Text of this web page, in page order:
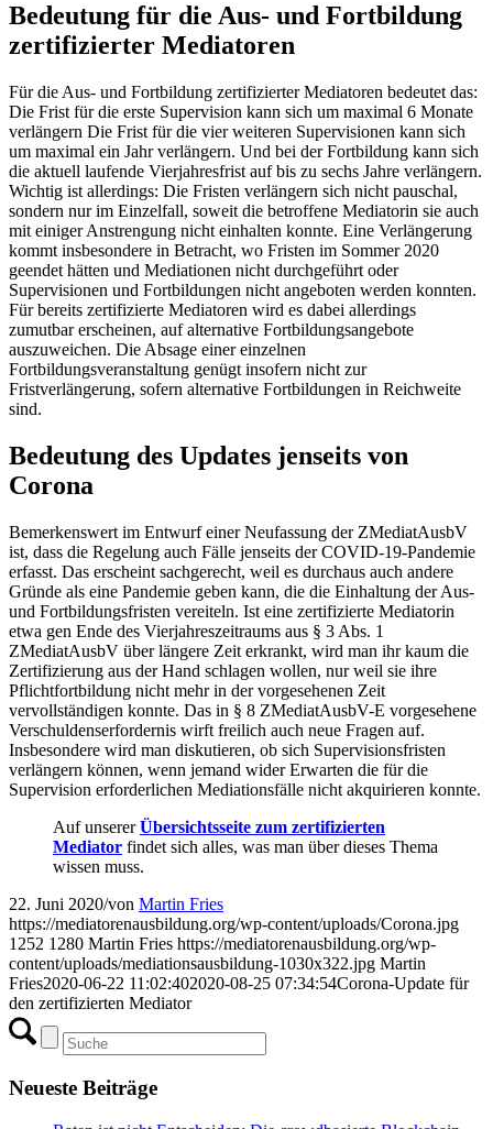
Bedeutung für die Aus- und Fortbildung
zertifizierter Mediatoren
Für die Aus- und Fortbildung zertifizierter Mediatoren bedeutet das:
Die Frist für die erste Supervision kann sich um maximal 6 Monate
verlängern Die Frist für die vier weiteren Supervisionen kann sich
um maximal ein Jahr verlängern. Und bei der Fortbildung kann sich
die aktuell laufende Vierjahresfrist auf bis zu sechs Jahre verlängern.
Wichtig ist allerdings: Die Fristen verlängern sich nicht pauschal,
sondern nur im Einzelfall, soweit die betroffene Mediatorin sie auch
mit einiger Anstrengung nicht einhalten konnte. Eine Verlängerung
kommt insbesondere in Betracht, wo Fristen im Sommer 2020
geendet hätten und Mediationen nicht durchgeführt oder
Supervisionen und Fortbildungen nicht angeboten werden konnten.
Für bereits zertifizierte Mediatoren wird es dabei allerdings
zumutbar erscheinen, auf alternative Fortbildungsangebote
auszuweichen. Die Absage einer einzelnen
Fortbildungsveranstaltung genügt insofern nicht zur
Fristverlängerung, sofern alternative Fortbildungen in Reichweite
sind.
Bedeutung des Updates jenseits von
Corona
Bemerkenswert im Entwurf einer Neufassung der ZMediatAusbV
ist, dass die Regelung auch Fälle jenseits der COVID-19-Pandemie
erfasst. Das erscheint sachgerecht, weil es durchaus auch andere
Gründe als eine Pandemie geben kann, die die Einhaltung der Aus-
und Fortbildungsfristen vereiteln. Ist eine zertifizierte Mediatorin
etwa gen Ende des Vierjahreszeitraums aus § 3 Abs. 1
ZMediatAusbV über längere Zeit erkrankt, wird man ihr kaum die
Zertifizierung aus der Hand schlagen wollen, nur weil sie ihre
Pflichtfortbildung nicht mehr in der vorgesehenen Zeit
vervollständigen konnte. Das in § 8 ZMediatAusbV-E vorgesehene
Verschuldenserfordernis wirft freilich auch neue Fragen auf.
Insbesondere wird man diskutieren, ob sich Supervisionsfristen
verlängern können, wenn jemand wider Erwarten die für die
Supervision erforderlichen Mediationsfälle nicht akquirieren konnte.
Auf unsererÜbersichtsseite zum zertifizierten
Mediator findet sich alles, was man über dieses Thema
wissen muss.
22. Juni 2020/von Martin Fries
https://mediatorenausbildung.org/wp-content/uploads/Corona.jpg
1252 1280 Martin Fries https://mediatorenausbildung.org/wp-
content/uploads/mediationsausbildung-1030x322.jpg Martin
Fries2020-06-22 11:02:402020-08-25 07:34:54Corona-Update für
den zertifizierten Mediator
Neueste Beiträge